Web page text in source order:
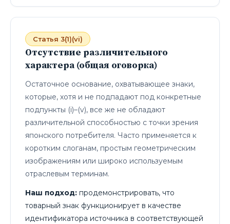
Статья 3(1)(vi)
Отсутствие различительного
характера (общая оговорка)
Остаточное основание, охватывающее знаки,
которые, хотя и не подпадают под конкретные
подпункты (i)–(v), все же не обладают
различительной способностью с точки зрения
японского потребителя. Часто применяется к
коротким слоганам, простым геометрическим
изображениям или широко используемым
отраслевым терминам.
Наш подход: продемонстрировать, что
товарный знак функционирует в качестве
идентификатора источника в соответствующей